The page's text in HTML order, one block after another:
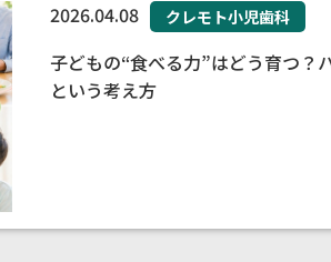
2026.04.08 クレモト小児歯科
子どもの“食べる力”はどう育つ？
という考え方